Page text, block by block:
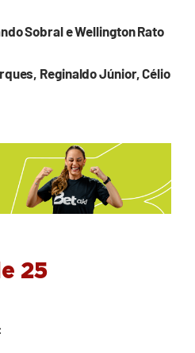
Sobral e Wellington Rato
Reginaldo Júnior, Célio
25